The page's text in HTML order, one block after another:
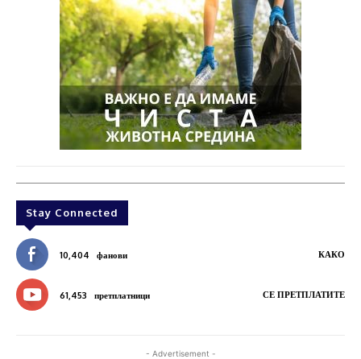
Stay Connected
10,404 фанови КАКО
61,453 претплатници СЕ ПРЕТПЛАТИТЕ
- Advertisement -